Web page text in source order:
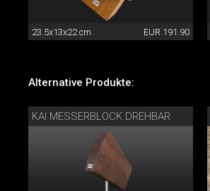
23.5x13x22 cm EUR 191.90
Alternative Produkte:
KAI MESSERBLOCK DREHBAR